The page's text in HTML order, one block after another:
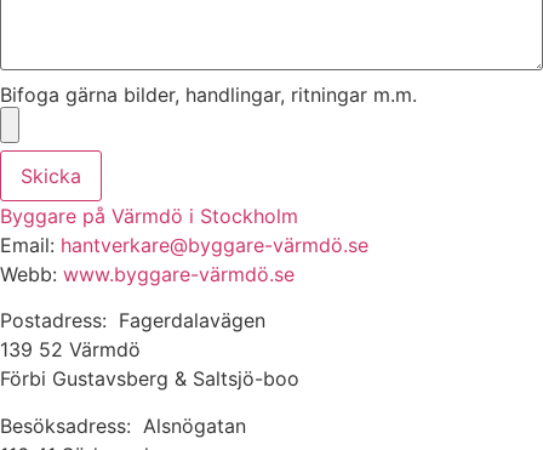
Bifoga gärna bilder, handlingar, ritningar m.m.
Skicka
Byggare på Värmdö i Stockholm
Email: hantverkare@byggare-värmdö.se
Webb: www.byggare-värmdö.se
Postadress: Fagerdalavägen
139 52 Värmdö
Förbi Gustavsberg & Saltsjö-boo
Besöksadress: Alsnögatan